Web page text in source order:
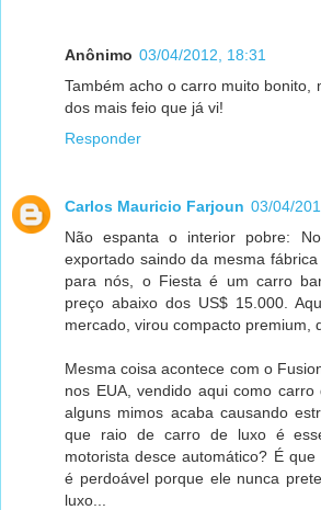
Anônimo 03/04/2012, 18:31
Também acho o carro muito bonito,
dos mais feio que já vi!
Responder
Carlos Mauricio Farjoun 03/04/
Não espanta o interior pobre:
exportado saindo da mesma
para nós, o Fiesta é um carro
preço abaixo dos US$ 15.000.
mercado, virou compacto premium,
Mesma coisa acontece com o
nos EUA, vendido aqui como
alguns mimos acaba causando
que raio de carro de luxo é
motorista desce automático? É
é perdoável porque ele nunca
luxo...